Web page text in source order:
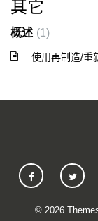
其它
概述 1
使用再制造/重
© 2026